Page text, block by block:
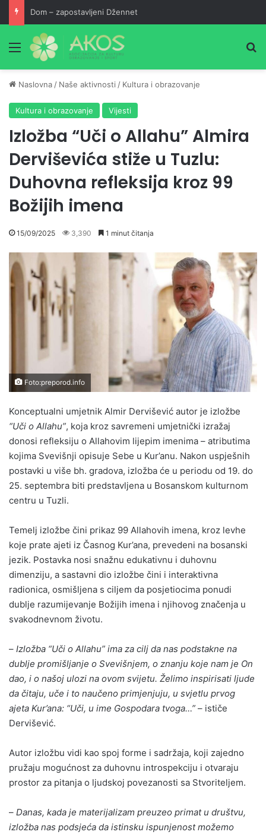
Dom – zapostavljeni Džennet
Meni
Naslovna / Naše aktivnosti / Kultura i obrazovanje
Kultura i obrazovanje Vijesti
Izložba “Uči o Allahu” Almira
Derviševića stiže u Tuzlu:
Duhovna refleksija kroz 99
Božijih imena
15/09/2025 3,390 1 minut čitanja
Foto:preporod.info
Konceptualni umjetnik Almir Dervišević autor je izložbe
“Uči o Allahu”, koja kroz savremeni umjetnički izražaj
donosi refleksiju o Allahovim lijepim imenima – atributima
kojima Svevišnji opisuje Sebe u Kur’anu. Nakon uspješnih
postavki u više bh. gradova, izložba će u periodu od 19. do
25. septembra biti predstavljena u Bosanskom kulturnom
centru u Tuzli.
Temelj izložbe čini prikaz 99 Allahovih imena, kroz levhe
koje prate ajeti iz Časnog Kur’ana, prevedeni na bosanski
jezik. Postavka nosi snažnu edukativnu i duhovnu
dimenziju, a sastavni dio izložbe čini i interaktivna
radionica, osmišljena s ciljem da posjetiocima ponudi
dublje razumijevanje Božijih imena i njihovog značenja u
svakodnevnom životu.
– Izložba “Uči o Allahu” ima za cilj da nas podstakne na
dublje promišljanje o Svevišnjem, o znanju koje nam je On
dao, i o našoj ulozi na ovom svijetu. Želimo inspirisati ljude
da čitaju, uče i to naučeno primjenjuju, u svjetlu prvog
ajeta Kur’ana: “Uči, u ime Gospodara tvoga…” – ističe
Dervišević.
Autor izložbu vidi kao spoj forme i sadržaja, koji zajedno
pružaju mogućnost za duhovnu introspekciju i otvaraju
prostor za pitanja o ljudskoj povezanosti sa Stvoriteljem.
– Danas, kada je materijalizam preuzeo primat u društvu,
izložba nas podsjeća da istinsku ispunjenost možemo